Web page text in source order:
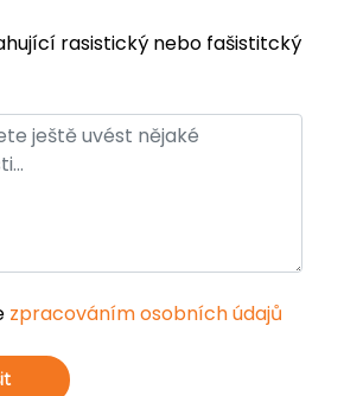
rasistický nebo fašistitcký
zpracováním osobních údajů